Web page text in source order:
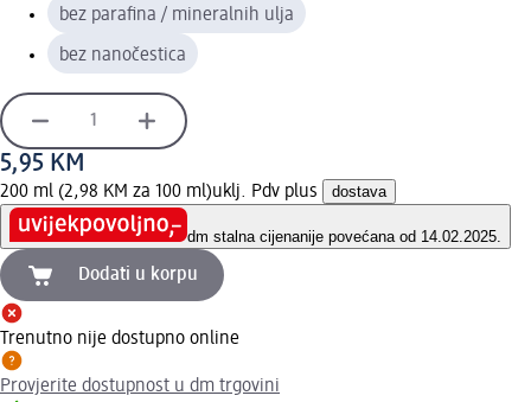
bez parafina / mineralnih ulja
bez nanočestica
5,95 KM
200 ml (2,98 KM za 100 ml)uklj. Pdv plus dostava
dm stalna cijenanije povećana od 14.02.2025.
Dodati u korpu
Trenutno nije dostupno online
Provjerite dostupnost u dm trgovini